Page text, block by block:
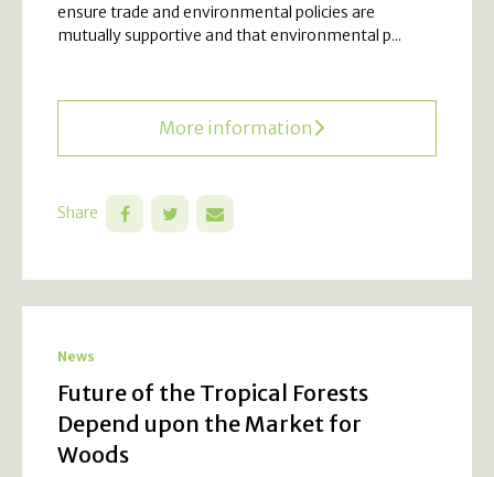
ensure trade and environmental policies are
mutually supportive and that environmental p...
More information
Share
News
Future of the Tropical Forests
Depend upon the Market for
Woods